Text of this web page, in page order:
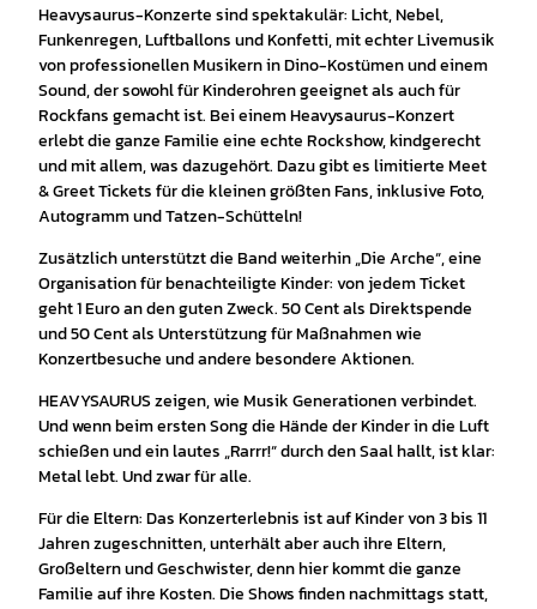
Heavysaurus-Konzerte sind spektakulär: Licht, Nebel,
Funkenregen, Luftballons und Konfetti, mit echter Livemusik
von professionellen Musikern in Dino-Kostümen und einem
Sound, der sowohl für Kinderohren geeignet als auch für
Rockfans gemacht ist. Bei einem Heavysaurus-Konzert
erlebt die ganze Familie eine echte Rockshow, kindgerecht
und mit allem, was dazugehört. Dazu gibt es limitierte Meet
& Greet Tickets für die kleinen größten Fans, inklusive Foto,
Autogramm und Tatzen-Schütteln!
Zusätzlich unterstützt die Band weiterhin „Die Arche“, eine
Organisation für benachteiligte Kinder: von jedem Ticket
geht 1 Euro an den guten Zweck. 50 Cent als Direktspende
und 50 Cent als Unterstützung für Maßnahmen wie
Konzertbesuche und andere besondere Aktionen.
HEAVYSAURUS zeigen, wie Musik Generationen verbindet.
Und wenn beim ersten Song die Hände der Kinder in die Luft
schießen und ein lautes „Rarrr!“ durch den Saal hallt, ist klar:
Metal lebt. Und zwar für alle.
Für die Eltern: Das Konzerterlebnis ist auf Kinder von 3 bis 11
Jahren zugeschnitten, unterhält aber auch ihre Eltern,
Großeltern und Geschwister, denn hier kommt die ganze
Familie auf ihre Kosten. Die Shows finden nachmittags statt,